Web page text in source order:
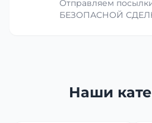
Отправляем
БЕЗОПАСНОЙ
Наши